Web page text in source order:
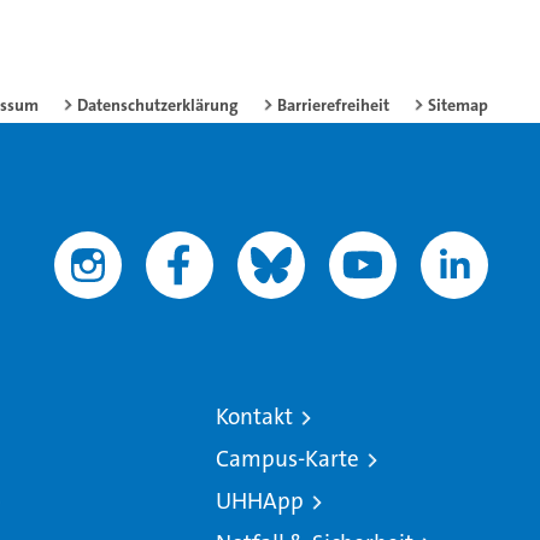
Datenschutzerklärung Barrierefreiheit Sitemap
Kontakt
Campus-Karte
UHHApp